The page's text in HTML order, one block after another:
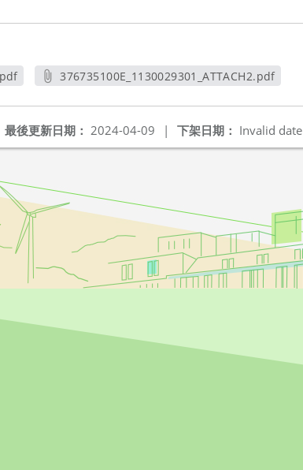
376735100E_1130029301_ATTACH2.pdf
下架日期： Invalid date
最後更新日期： 2024-04-09 |